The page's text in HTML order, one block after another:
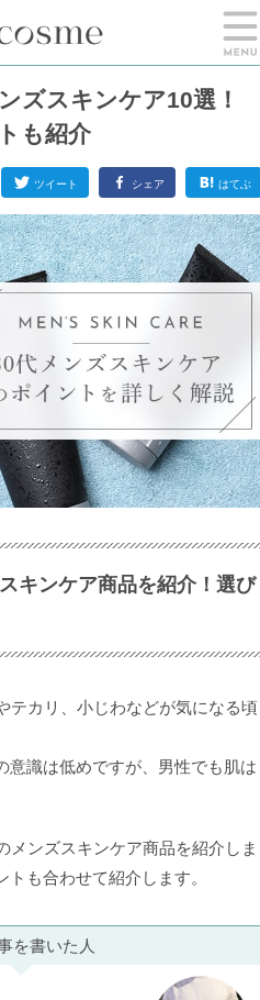
ズスキンケア10選！
も紹介
ツイート シェア はてぶ
キンケア商品を紹介！選び
テカリ、小じわなどが気になる頃
意識は低めですが、男性でも肌は
メンズスキンケア商品を紹介しま
も合わせて紹介します。
を書いた人